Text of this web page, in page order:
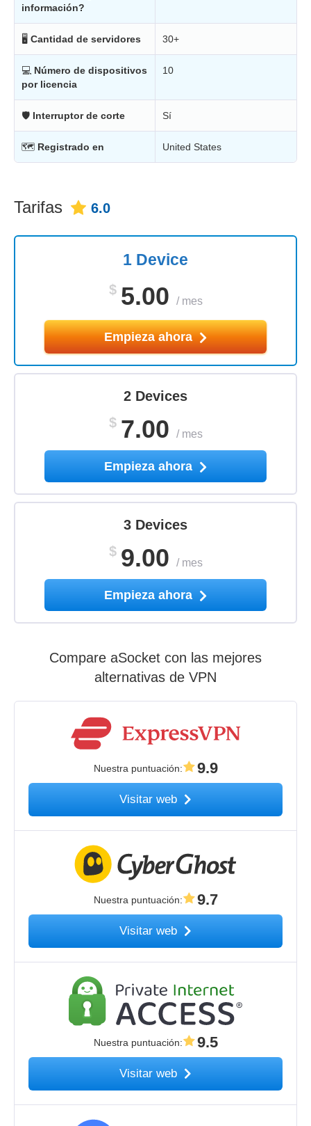
información?
🖥 Cantidad de servidores 30+
💻 Número de dispositivos
por licencia
10
🛡 Interruptor de corte Sí
🗺 Registrado en United States
Tarifas 6.0
1 Device
$ 5.00 / mes
Empieza ahora
2 Devices
$ 7.00 / mes
Empieza ahora
3 Devices
$ 9.00 / mes
Empieza ahora
Compare aSocket con las mejores
alternativas de VPN
Nuestra puntuación: 9.9
Visitar web
Nuestra puntuación: 9.7
Visitar web
Nuestra puntuación: 9.5
Visitar web